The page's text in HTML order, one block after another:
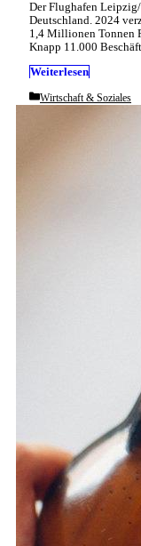
Der Flughafen
Deutschland. 2024
1,4 Millionen Tonnen
Knapp 11.000
Weiterlesen
Categories
Wirtschaft & Soziales